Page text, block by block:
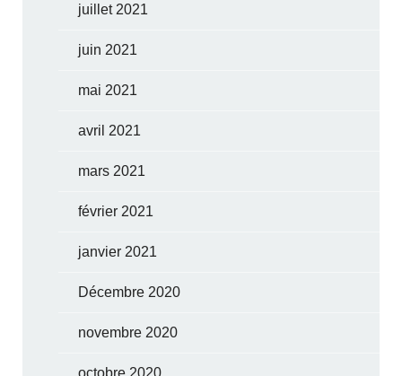
juillet 2021
juin 2021
mai 2021
avril 2021
mars 2021
février 2021
janvier 2021
Décembre 2020
novembre 2020
octobre 2020